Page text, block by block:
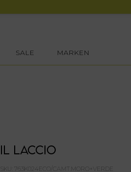
SALE MARKEN
IL LACCIO
SKU: 763K024ECO/CAMT.MORO+VERDE